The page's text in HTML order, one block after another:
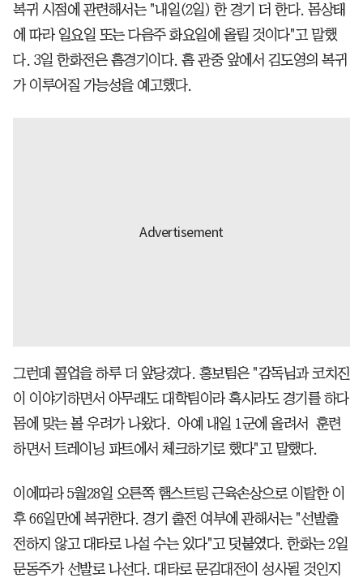
복귀 시점에 관련해서는 "내일(2일) 한 경기 더 한다. 몸상태
에 따라 일요일 또는 다음주 화요일에 올릴 것이다"고 말했
다. 3일 한화전은 홈경기이다. 홈 관중 앞에서 김도영의 복귀
가 이루어질 가능성을 예고했다.
그런데 콜업을 하루 더 앞당겼다. 홍보팀은 "감독님과 코치진
이 이야기하면서 아무래도 대학팀이라 혹시라도 경기를 하다
몸에 맞는 볼 우려가 나왔다. 아예 내일 1군에 올려서 훈련
하면서 트레이닝 파트에서 체크하기로 했다"고 말했다.
이에따라 5월28일 오른쪽 햄스트링 근육손상으로 이탈한 이
후 66일만에 복귀한다. 경기 출전 여부에 관해서는 "선발출
전하지 않고 대타로 나설 수는 있다"고 덧붙였다. 한화는 2일
문동주가 선발로 나선다. 대타로 문김대전이 성사될 것인지